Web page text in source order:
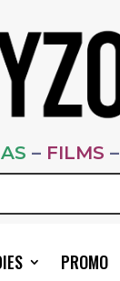
– FILMS –
PROMO